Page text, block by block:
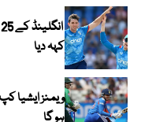
کہہ دیا
ہو گا